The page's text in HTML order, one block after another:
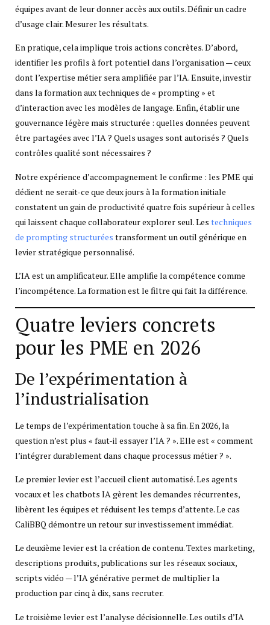
équipes avant de leur donner accès aux outils. Définir un cadre
d’usage clair. Mesurer les résultats.
En pratique, cela implique trois actions concrètes. D’abord,
identifier les profils à fort potentiel dans l’organisation — ceux
dont l’expertise métier sera amplifiée par l’IA. Ensuite, investir
dans la formation aux techniques de « prompting » et
d’interaction avec les modèles de langage. Enfin, établir une
gouvernance légère mais structurée : quelles données peuvent
être partagées avec l’IA ? Quels usages sont autorisés ? Quels
contrôles qualité sont nécessaires ?
Notre expérience d’accompagnement le confirme : les PME qui
dédient ne serait-ce que deux jours à la formation initiale
constatent un gain de productivité quatre fois supérieur à celles
qui laissent chaque collaborateur explorer seul. Les techniques
de prompting structurées transforment un outil générique en
levier stratégique personnalisé.
L’IA est un amplificateur. Elle amplifie la compétence comme
l’incompétence. La formation est le filtre qui fait la différence.
Quatre leviers concrets
pour les PME en 2026
De l’expérimentation à
l’industrialisation
Le temps de l’expérimentation touche à sa fin. En 2026, la
question n’est plus « faut-il essayer l’IA ? ». Elle est « comment
l’intégrer durablement dans chaque processus métier ? ».
Le premier levier est l’accueil client automatisé. Les agents
vocaux et les chatbots IA gèrent les demandes récurrentes,
libèrent les équipes et réduisent les temps d’attente. Le cas
CaliBBQ démontre un retour sur investissement immédiat.
Le deuxième levier est la création de contenu. Textes marketing,
descriptions produits, publications sur les réseaux sociaux,
scripts vidéo — l’IA générative permet de multiplier la
production par cinq à dix, sans recruter.
Le troisième levier est l’analyse décisionnelle. Les outils d’IA